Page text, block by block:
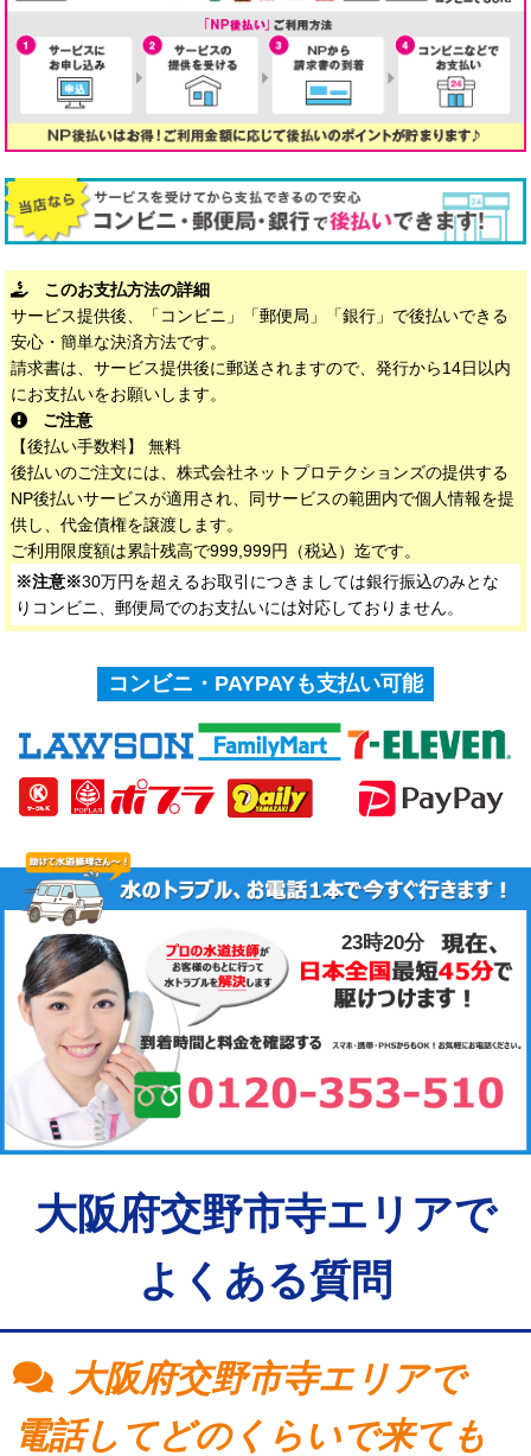
このお支払方法の詳細
サービス提供後、「コンビニ」「郵便局」「銀行」で後払いできる
安心・簡単な決済方法です。
請求書は、サービス提供後に郵送されますので、発行から14日以内
にお支払いをお願いします。
ご注意
【後払い手数料】 無料
後払いのご注文には、株式会社ネットプロテクションズの提供する
NP後払いサービスが適用され、同サービスの範囲内で個人情報を提
供し、代金債権を譲渡します。
ご利用限度額は累計残高で999,999円（税込）迄です。
※注意※30万円を超えるお取引につきましては銀行振込のみとな
りコンビニ、郵便局でのお支払いには対応しておりません。
コンビニ・PAYPAYも支払い可能
23時20分
大阪府交野市寺エリアで
よくある質問
大阪府交野市寺エリアで
電話してどのくらいで来ても